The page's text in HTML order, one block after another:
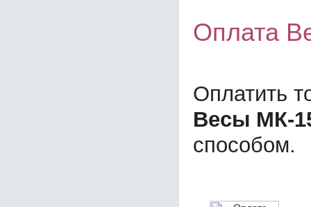
Оплата
Оплатить
Весы МК-
способом.